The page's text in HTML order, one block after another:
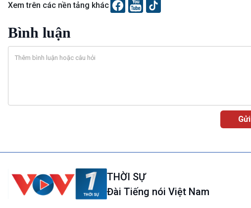
Xem trên các nền tảng khác
Bình luận
THỜI SỰ
Đài Tiếng nói Việt Nam